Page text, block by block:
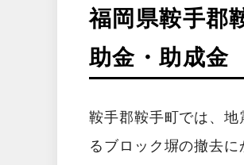
福岡県鞍手郡
助金・助成金
鞍手郡鞍手町では、
るブロック塀の撤去